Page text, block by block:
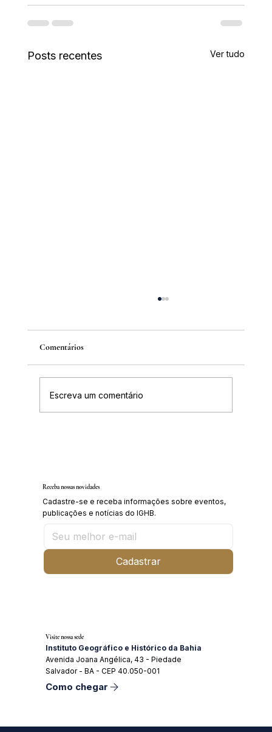
Posts recentes Ver tudo
Comentários
Escreva um comentário
Receba nossas novidades
Cadastre-se e receba informações sobre eventos,
publicações e notícias do IGHB.
Cadastrar
Visite nossa sede
Instituto Geográfico e Histórico da Bahia
Avenida Joana Angélica, 43 - Piedade
Salvador - BA - CEP 40.050-001
Como chegar